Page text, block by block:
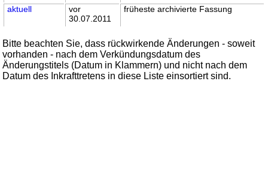
aktuell
vor
30.07.2011
früheste archivierte Fassung
Bitte beachten Sie, dass rückwirkende Änderungen - soweit
vorhanden - nach dem Verkündungsdatum des
Änderungstitels (Datum in Klammern) und nicht nach dem
Datum des Inkrafttretens in diese Liste einsortiert sind.